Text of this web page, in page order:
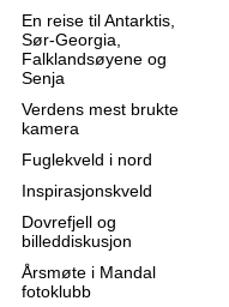
En reise til Antarktis,
Sør-Georgia,
Falklandsøyene og
Senja
Verdens mest brukte
kamera
Fuglekveld i nord
Inspirasjonskveld
Dovrefjell og
billeddiskusjon
Årsmøte i Mandal
fotoklubb